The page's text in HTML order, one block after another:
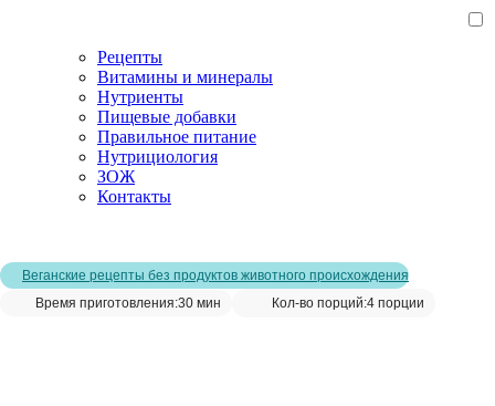
Рецепты
Витамины и минералы
Нутриенты
Пищевые добавки
Правильное питание
Нутрициология
ЗОЖ
Контакты
Веганские рецепты без продуктов животного происхождения
Время приготовления:30 мин Кол-во порций:4 порции